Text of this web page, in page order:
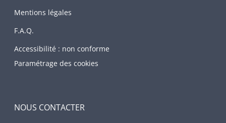
Mentions légales
F.A.Q.
Accessibilité : non conforme
Paramétrage des cookies
NOUS CONTACTER